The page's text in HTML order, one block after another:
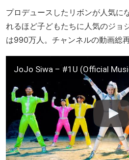
プロデュースしたリボンが人気に
れるほど子どもたちに人気のジョ
は990万人。チャンネルの動画総
JoJo Siwa – #1U (Official